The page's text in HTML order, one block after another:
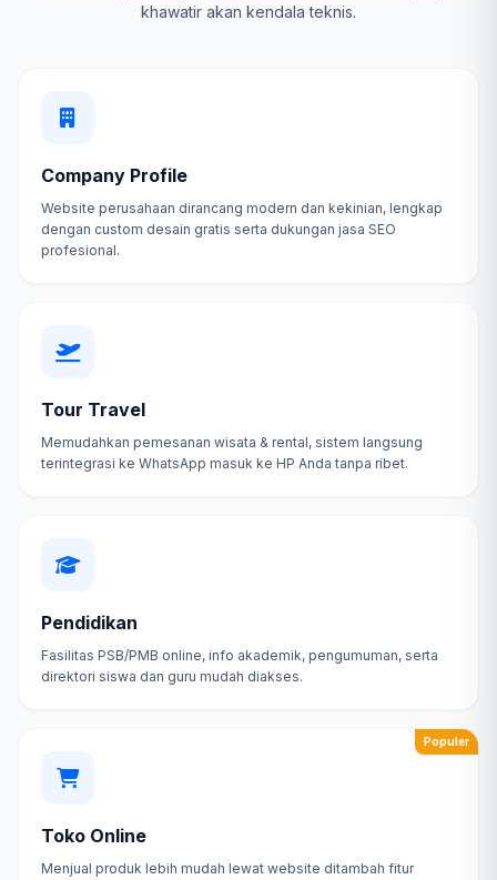
khawatir akan kendala teknis.
Company Profile
Website perusahaan dirancang modern dan kekinian, lengkap
dengan custom desain gratis serta dukungan jasa SEO
profesional.
Tour Travel
Memudahkan pemesanan wisata & rental, sistem langsung
terintegrasi ke WhatsApp masuk ke HP Anda tanpa ribet.
Pendidikan
Fasilitas PSB/PMB online, info akademik, pengumuman, serta
direktori siswa dan guru mudah diakses.
Populer
Toko Online
Menjual produk lebih mudah lewat website ditambah fitur